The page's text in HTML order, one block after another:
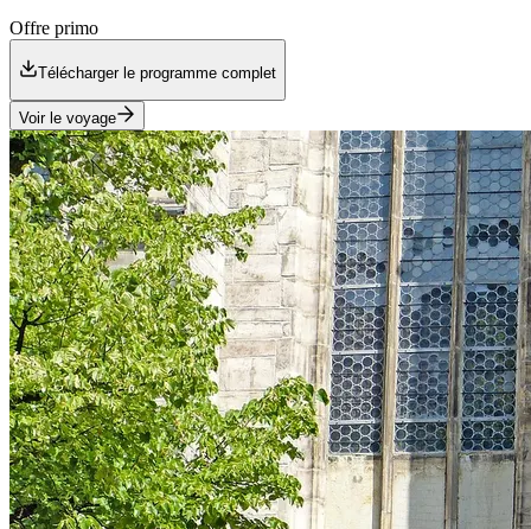
Offre primo
Télécharger le programme complet
Voir le voyage